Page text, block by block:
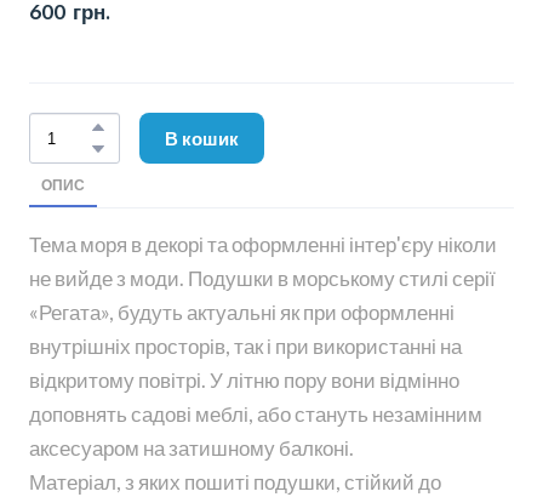
600  грн.
В кошик
ОПИС
Тема моря в декорі та оформленні інтер'єру ніколи
не вийде з моди. Подушки в морському стилі серії
«Регата», будуть актуальні як при оформленні
внутрішніх просторів, так і при використанні на
відкритому повітрі. У літню пору вони відмінно
доповнять садові меблі, або стануть незамінним
аксесуаром на затишному балконі.
Матеріал, з яких пошиті подушки, стійкий до